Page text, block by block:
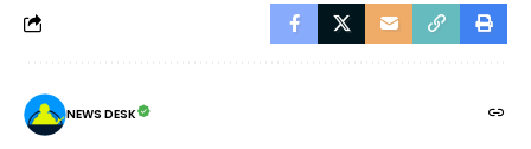
NEWS DESK